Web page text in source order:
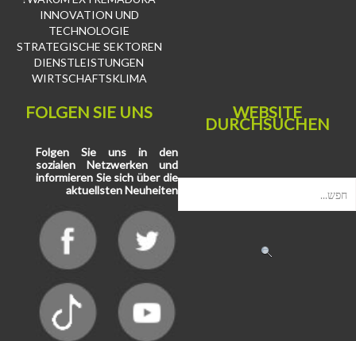
INNOVATION UND
TECHNOLOGIE
STRATEGISCHE SEKTOREN
DIENSTLEISTUNGEN
WIRTSCHAFTSKLIMA
WEBSITE
DURCHSUCHEN
FOLGEN SIE UNS
Folgen Sie uns in den
sozialen Netzwerken und
informieren Sie sich über die
aktuellsten Neuheiten